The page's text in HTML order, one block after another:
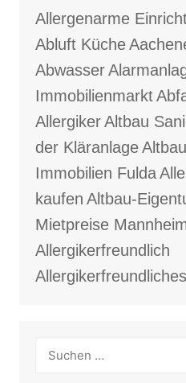
Allergenarme
Abluft Küche
Abwasser
Immobilienmarkt
AllergikerAltbau
der Kläranlage
Immobilien Fulda
kaufen Altbau-
Mietpreise
Allergikerfreundlich